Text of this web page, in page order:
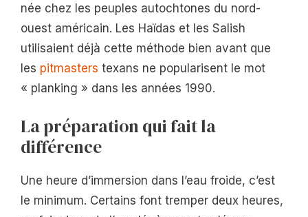
née chez les peuples autochtones du nord-
ouest américain. Les Haïdas et les Salish
utilisaient déjà cette méthode bien avant que
les pitmasters texans ne popularisent le mot
« planking » dans les années 1990.
La préparation qui fait la
différence
Une heure d’immersion dans l’eau froide, c’est
le minimum. Certains font tremper deux heures,